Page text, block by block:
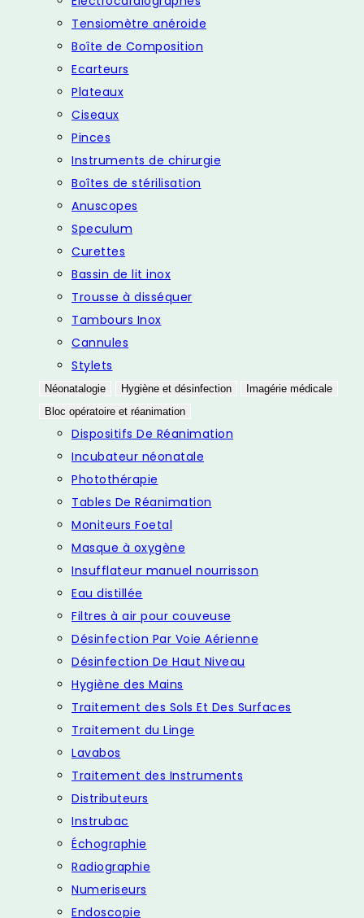
Tensiomètre anéroide
Boîte de Composition
Ecarteurs
Plateaux
Ciseaux
Pinces
Instruments de chirurgie
Boîtes de stérilisation
Anuscopes
Speculum
Curettes
Bassin de lit inox
Trousse à disséquer
Tambours Inox
Cannules
Stylets
Néonatalogie Hygiène et désinfection
Imagérie médicale
Bloc opératoire et réanimation
Dispositifs De Réanimation
Incubateur néonatale
Photothérapie
Tables De Réanimation
Moniteurs Foetal
Masque à oxygène
Insufflateur manuel nourrisson
Eau distillée
Filtres à air pour couveuse
Désinfection Par Voie Aérienne
Désinfection De Haut Niveau
Hygiène des Mains
Traitement des Sols Et Des Surfaces
Traitement du Linge
Lavabos
Traitement des Instruments
Distributeurs
Instrubac
Échographie
Radiographie
Numeriseurs
Endoscopie